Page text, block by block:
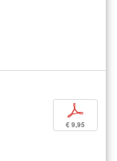
p
€ 9,95